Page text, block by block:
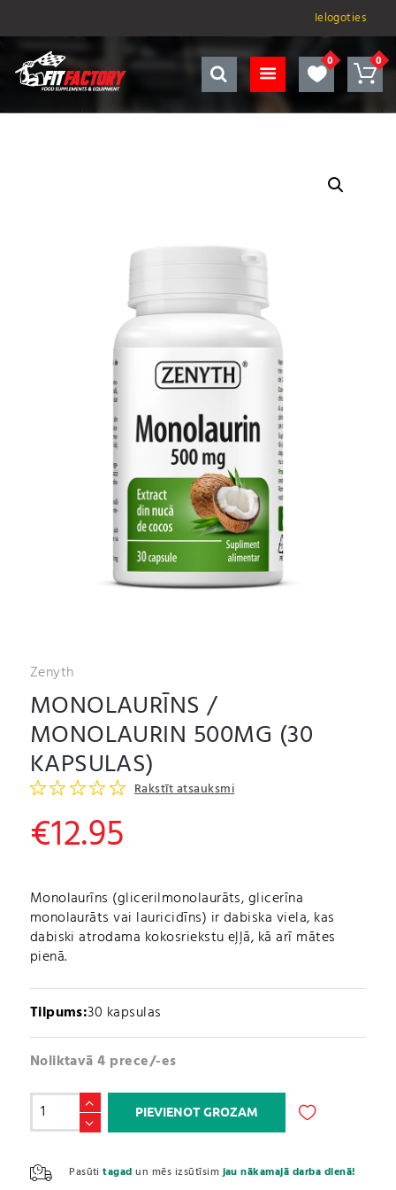
Ielogoties
Zenyth
MONOLAURĪNS /
MONOLAURIN 500MG (30
KAPSULAS)
Rakstīt atsauksmi
€12.95
Monolaurīns (glicerilmonolaurāts, glicerīna
monolaurāts vai lauricidīns) ir dabiska viela, kas
dabiski atrodama kokosriekstu eļļā, kā arī mātes
pienā.
Tilpums:30 kapsulas
Noliktavā 4 prece/-es
Monolaurīns
monolaurin
500mg
(30
PIEVIENOT GROZAM
Pasūtitagad un mēs izsūtīsimjau nākamajā darba dienā!